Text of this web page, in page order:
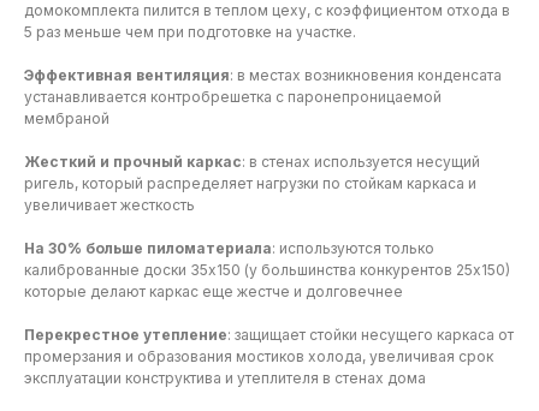
домокомплекта пилится в теплом цеху, с коэффициентом отхода в
5 раз меньше чем при подготовке на участке.
Эффективная вентиляция: в местах возникновения конденсата
устанавливается контробрешетка с паронепроницаемой
мембраной
Жесткий и прочный каркас: в стенах используется несущий
ригель, который распределяет нагрузки по стойкам каркаса и
увеличивает жесткость
На 30% больше пиломатериала: используются только
калиброванные доски 35х150 (у большинства конкурентов 25х150)
которые делают каркас еще жестче и долговечнее
Перекрестное утепление: защищает стойки несущего каркаса от
промерзания и образования мостиков холода, увеличивая срок
эксплуатации конструктива и утеплителя в стенах дома